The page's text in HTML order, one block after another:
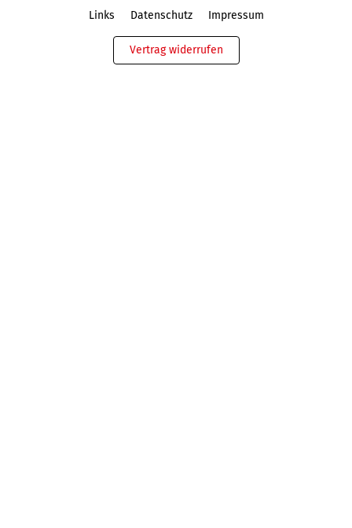
Links Datenschutz Impressum
Vertrag widerrufen